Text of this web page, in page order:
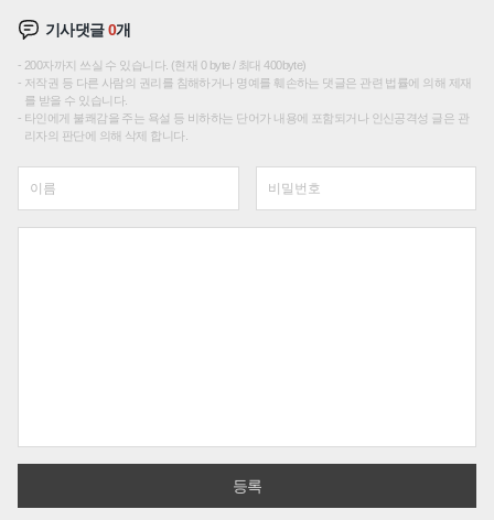
기사댓글0개
200자까지 쓰실 수 있습니다. (현재 0 byte / 최대 400byte)
저작권 등 다른 사람의 권리를 침해하거나 명예를 훼손하는 댓글은 관련 법률에 의해 제재
를 받을 수 있습니다.
타인에게 불쾌감을 주는 욕설 등 비하하는 단어가 내용에 포함되거나 인신공격성 글은 관
리자의 판단에 의해 삭제 합니다.